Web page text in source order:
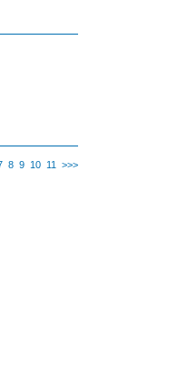
8 9 10 11 >>>